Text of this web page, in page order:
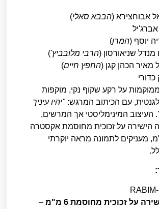
אבוחצירא (הבבא סאלי)
יוסף (המרן)
שניאורסון (הרבי מלובביץ')
מאיר הכהן קגן (החפץ חיים)
על רקע שקוף נקי, מוקפות
עם הכיתוב המרגש:"יהיו עיניך
. העיצוב המינימליסטי אך המרשים,
הישירה על זכוכית מחוסמת אקסטרה
בעובי 6 מ"מ, מעניקים לתמונה מראה יוקרתי
על זכוכית מחוסמת 6 מ"מ
–